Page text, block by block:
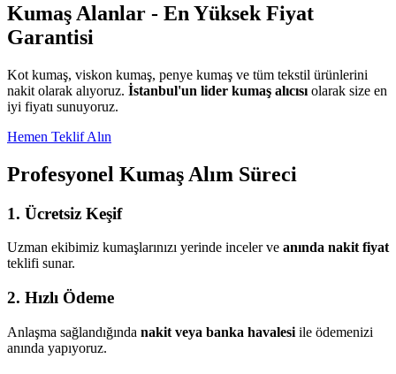
Kumaş Alanlar - En Yüksek Fiyat
Garantisi
Kot kumaş, viskon kumaş, penye kumaş ve tüm tekstil ürünlerini
nakit olarak alıyoruz. İstanbul'un lider kumaş alıcısı olarak size en
iyi fiyatı sunuyoruz.
Hemen Teklif Alın
Profesyonel Kumaş Alım Süreci
1. Ücretsiz Keşif
Uzman ekibimiz kumaşlarınızı yerinde inceler ve anında nakit fiyat
teklifi sunar.
2. Hızlı Ödeme
Anlaşma sağlandığında nakit veya banka havalesi ile ödemenizi
anında yapıyoruz.